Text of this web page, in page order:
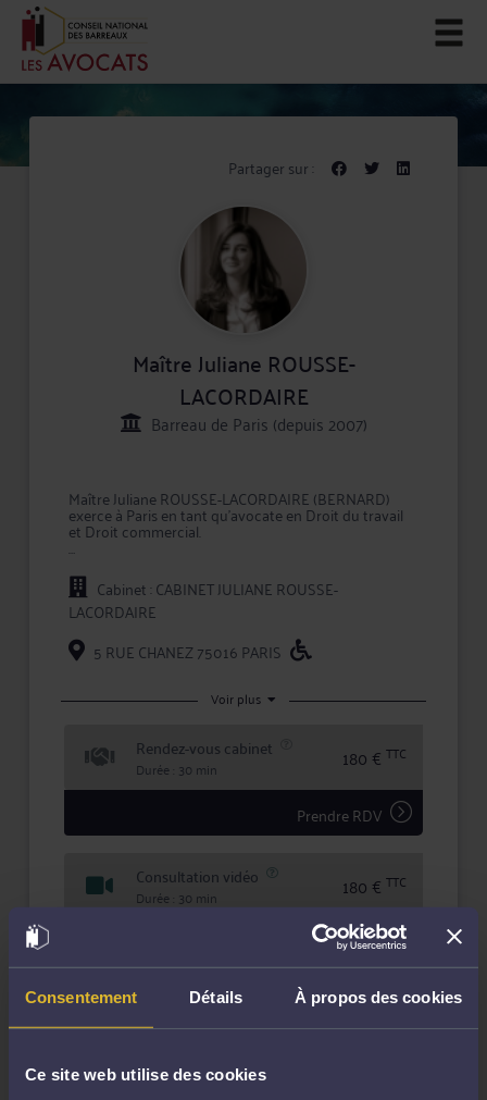
Consentement Détails À propos des cookies
Ce site web utilise des cookies
Partager sur :
Maître Juliane ROUSSE-
LACORDAIRE
Barreau de Paris (depuis 2007)
Maître Juliane ROUSSE-LACORDAIRE (BERNARD)
exerce à Paris en tant qu'avocate en Droit du travail
et Droit commercial.
Pour toute problématique dans ses champs de
compétence, Me ROUSSE-LACORDAIRE vous
conseille efficacement et vous assiste en justice, que
ce soit en demande ou pour défendre vos intérêts.
Maître ROUSSE-LACORDAIRE (BERNARD) met ses
compétences au service de chacun de ses clients en
confidentialité dans le traitement de leur dossier.
Cabinet : CABINET JULIANE ROUSSE-
LACORDAIRE
5 RUE CHANEZ 75016 PARIS
Voir plus
Rendez-vous cabinet
Durée : 30 min 180 € TTC
Prendre RDV
Consultation vidéo
Durée : 30 min 180 € TTC
Prendre RDV
Consultation téléphonique
Durée : 30 min
TTC
Demander un rappel